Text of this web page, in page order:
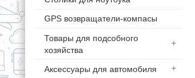
GPS возвращатели-компасы
Товары для подсобного
хозяйства
Аксессуары для автомобиля